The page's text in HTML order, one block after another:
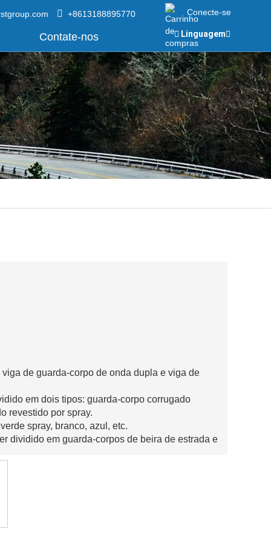
Conecte-se
+8613188895770
Contate-nos Linguagem
de guarda-corpo de onda dupla e viga de
em dois tipos: guarda-corpo corrugado
revestido por spray.
spray, branco, azul, etc.
dividido em guarda-corpos de beira de estrada e